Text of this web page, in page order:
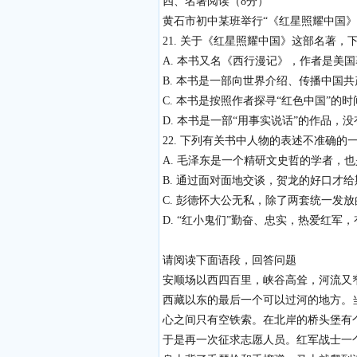
黄石市初中某班举行“《红星照耀中国
21. 关于《红星照耀中国》这部名著
A. 本书又名《西行漫记》，作者是美
B. 本书是一部向世界介绍、传播中国
C. 本书是按照作者探寻“红色中国”的
D. 本书是一部“用事实说话”的作品，
22. 下列有关书中人物的表述不准确的
A. 毛泽东是一个精研文史哲的学者，
B. 通过面对面地交谈，贺龙的好口才
C. 彭德怀大公无私，除了两套统一发
D. “红小鬼们”勤奋、忠实，热爱红军
请阅读下面语段，回答问题
安顺场以西四百里，峡谷高耸，河流
西藏以东的最后一个可以过河的地方
心之间只有空铁索。在北岸的桥头堡
于是再一次征求志愿人员。红军战士